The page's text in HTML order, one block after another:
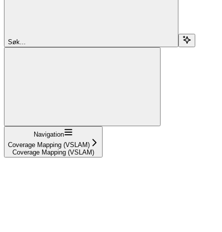
Søk...
Navigation
Coverage Mapping (VSLAM)
Coverage Mapping (VSLAM)